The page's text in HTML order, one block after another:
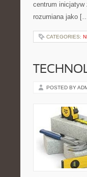
centrum inicjatyw
rozumiana jako
CATEGORIES:
POSTED BY